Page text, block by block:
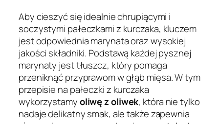
Aby cieszyć się idealnie chrupiącymi i
soczystymi pałeczkami z kurczaka, kluczem
jest odpowiednia marynata oraz wysokiej
jakości składniki. Podstawą każdej pysznej
marynaty jest tłuszcz, który pomaga
przeniknąć przyprawom w głąb mięsa. W tym
przepisie na pałeczki z kurczaka
wykorzystamyoliwę z oliwek, która nie tylko
nadaje delikatny smak, ale także zapewnia